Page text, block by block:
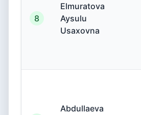
8
Elmuratova
Aysulu
Usaxovna
Abdullaeva